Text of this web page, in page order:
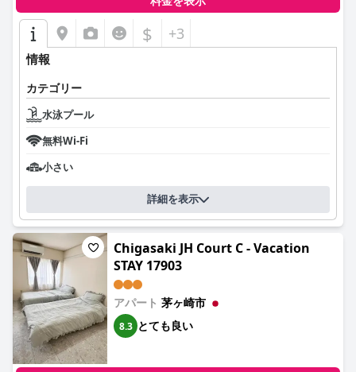
$ +3
情報
カテゴリー
水泳プール
無料Wi-Fi
小さい
詳細を表示
Chigasaki JH Court C - Vacation
STAY 17903
アパート 茅ヶ崎市
8.3 とても良い